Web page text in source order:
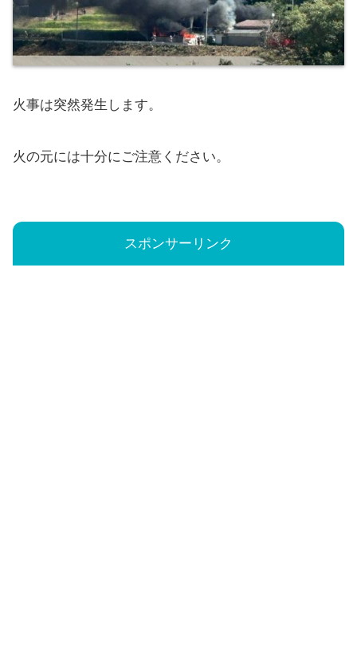
火事は突然発生します。
火の元には十分にご注意ください。
スポンサーリンク